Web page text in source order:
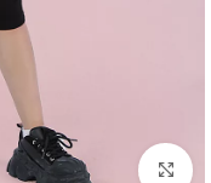
بزرگنمایی تصویر